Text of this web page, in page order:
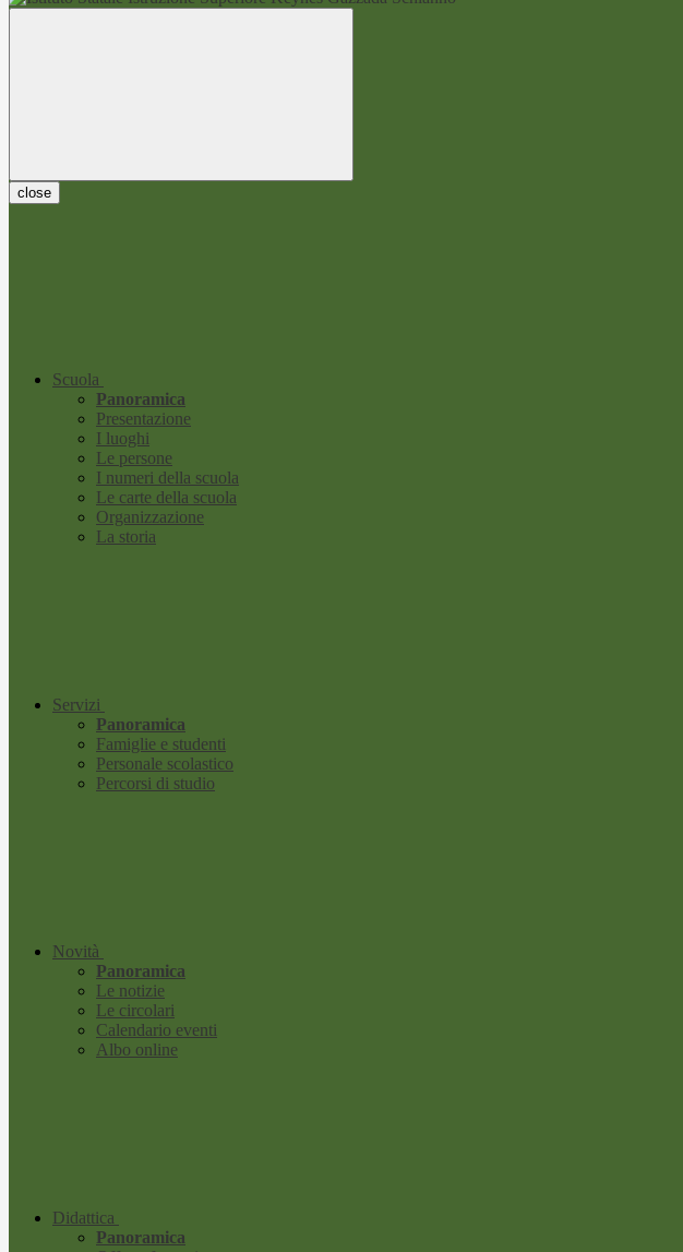
close
Scuola
Panoramica
Presentazione
I luoghi
Le persone
I numeri della scuola
Le carte della scuola
Organizzazione
La storia
Servizi
Panoramica
Famiglie e studenti
Personale scolastico
Percorsi di studio
Novità
Panoramica
Le notizie
Le circolari
Calendario eventi
Albo online
Didattica
Panoramica